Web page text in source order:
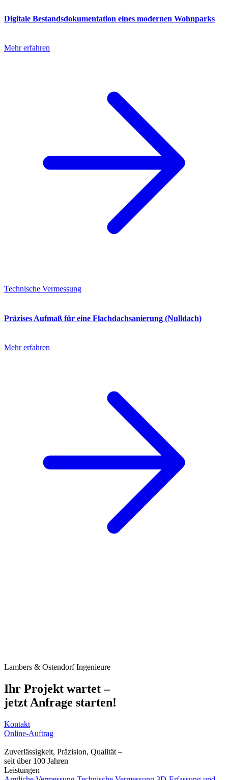
Digitale Bestandsdokumentation eines modernen Wohnparks
Mehr erfahren
Technische Vermessung
Präzises Aufmaß für eine Flachdachsanierung (Nulldach)
Mehr erfahren
Lambers & Ostendorf Ingenieure
Ihr Projekt wartet –
jetzt Anfrage starten!
Kontakt
Online-Auftrag
Zuverlässigkeit, Präzision, Qualität –
seit über 100 Jahren
Leistungen